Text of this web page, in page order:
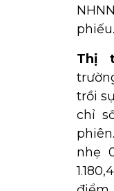
phiếu.
Thị
trồi
chỉ
nhẹ